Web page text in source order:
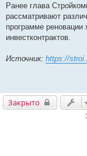
Ранее глава
рассматривают
программе
инвестконтрактов.
Источник: https://
Закрыто
Закрыто